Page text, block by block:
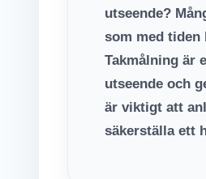
utseende?
som med tiden
Takmålning är
utseende och
är viktigt att
säkerställa ett